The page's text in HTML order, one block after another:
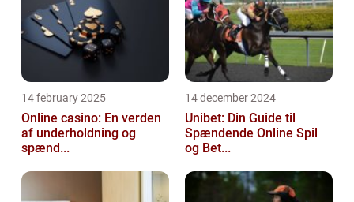
14 february 2025
Online casino: En verden
af underholdning og
spænd...
14 december 2024
Unibet: Din Guide til
Spændende Online Spil
og Bet...